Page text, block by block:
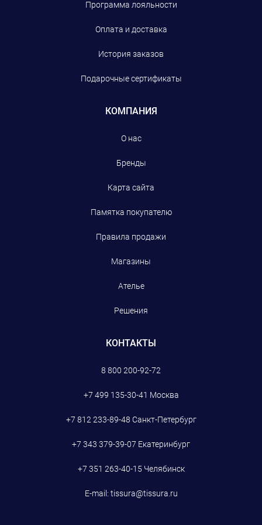
Программа лояльности
Оплата и доставка
История заказов
Подарочные сертификаты
КОМПАНИЯ
О нас
Бренды
Карта сайта
Памятка покупателю
Правила продажи
Магазины
Ателье
Решения
КОНТАКТЫ
8 800 200-92-72
+7 499 135-30-41 Москва
+7 812 233-89-48 Санкт-Петербург
+7 343 379-39-07 Екатеринбург
+7 351 263-40-15 Челябинск
E-mail: tissura@tissura.ru